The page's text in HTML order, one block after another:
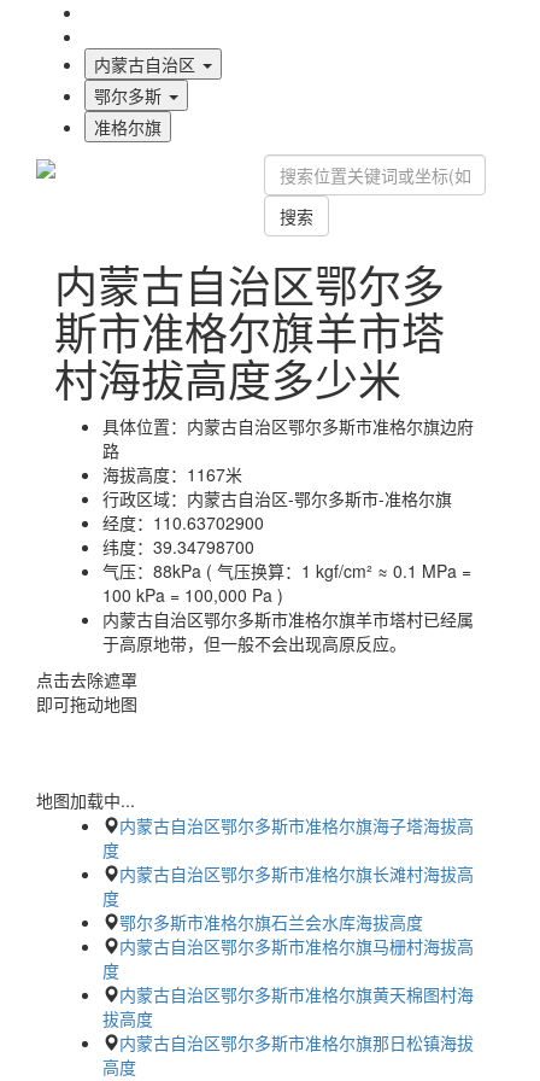
内蒙古自治区
鄂尔多斯
准格尔旗
搜索
内蒙古自治区鄂尔多
斯市准格尔旗羊市塔
村海拔高度多少米
具体位置： 内蒙古自治区鄂尔多斯市准格尔旗边府
路
海拔高度： 1167米
行政区域： 内蒙古自治区-鄂尔多斯市-准格尔旗
经度： 110.63702900
纬度： 39.34798700
气压： 88kPa ( 气压换算：1 kgf/cm² ≈ 0.1 MPa =
100 kPa = 100,000 Pa )
内蒙古自治区鄂尔多斯市准格尔旗羊市塔村已经属
于高原地带，但一般不会出现高原反应。
点击去除遮罩
即可拖动地图
地图加载中...
内蒙古自治区鄂尔多斯市准格尔旗海子塔海拔高
度
内蒙古自治区鄂尔多斯市准格尔旗长滩村海拔高
度
鄂尔多斯市准格尔旗石兰会水库海拔高度
内蒙古自治区鄂尔多斯市准格尔旗马栅村海拔高
度
内蒙古自治区鄂尔多斯市准格尔旗黄天棉图村海
拔高度
内蒙古自治区鄂尔多斯市准格尔旗那日松镇海拔
高度